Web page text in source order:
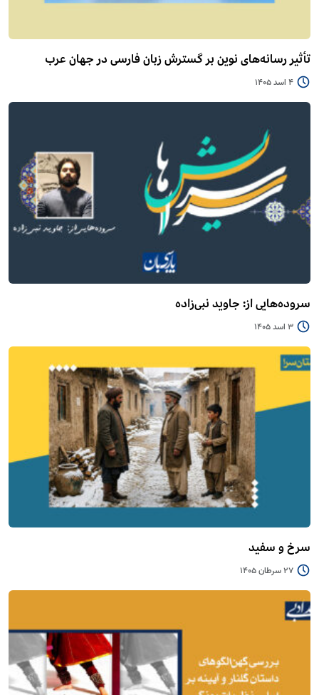
تأثیر رسانه‌های نوین بر گسترش زبان فارسی در جهان عرب
4 اسد 1405
سروده‌هایی از: جاوید نبی‌زاده
3 اسد 1405
سرخ و سفید
27 سرطان 1405